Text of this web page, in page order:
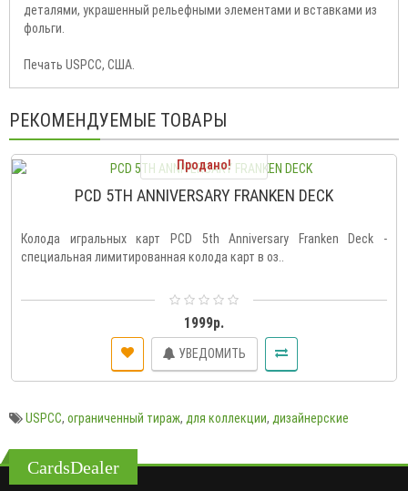
деталями, украшенный рельефными элементами и вставками из
фольги.
Печать USPCC, США.
РЕКОМЕНДУЕМЫЕ ТОВАРЫ
Продано!
PCD 5TH ANNIVERSARY FRANKEN DECK
Колода игральных карт PCD 5th Anniversary Franken Deck -
специальная лимитированная колода карт в оз..
1999р.
УВЕДОМИТЬ
USPCC, ограниченный тираж, для коллекции, дизайнерские
CardsDealer